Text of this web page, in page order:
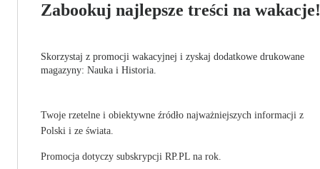
Zabookuj najlepsze treści na wakacje!
Skorzystaj z promocji wakacyjnej i zyskaj dodatkowe drukowane
magazyny: Nauka i Historia.
Twoje rzetelne i obiektywne źródło najważniejszych informacji z
Polski i ze świata.
Promocja dotyczy subskrypcji RP.PL na rok.